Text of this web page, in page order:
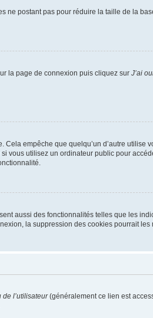
ne postant pas pour réduire la taille de la
la page de connexion puis cliquez sur J’ai
empêche que quelqu’un d’autre utilise
vous utilisez un ordinateur public pour
aussi des fonctionnalités telles que les
la suppression des cookies pourrait les
de l’utilisateur(généralement ce lien est